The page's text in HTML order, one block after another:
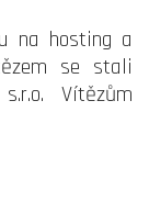
na hosting a
se stali
Vítězům